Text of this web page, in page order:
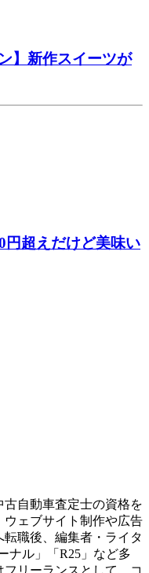
】新作スイーツが
円超えだけど美味い
自動車査定士の資格を
ェブサイト制作や広告
職後、編集者・ライタ
ナル」「R25」など多
リーランスとして、コ